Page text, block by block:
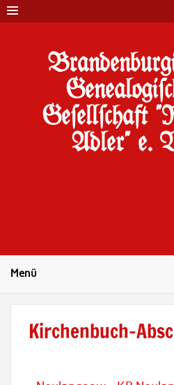
Ge#ell#chaft
Adler" e.
Menü
Kirchenbuch-